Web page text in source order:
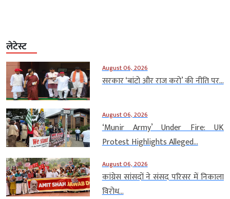
लेटेस्ट
August 06, 2026
सरकार ‘बांटो और राज करो’ की नीति पर...
August 06, 2026
‘Munir Army’ Under Fire: UK
Protest Highlights Alleged...
August 06, 2026
कांग्रेस सांसदों ने संसद परिसर में निकाला
विरोध...